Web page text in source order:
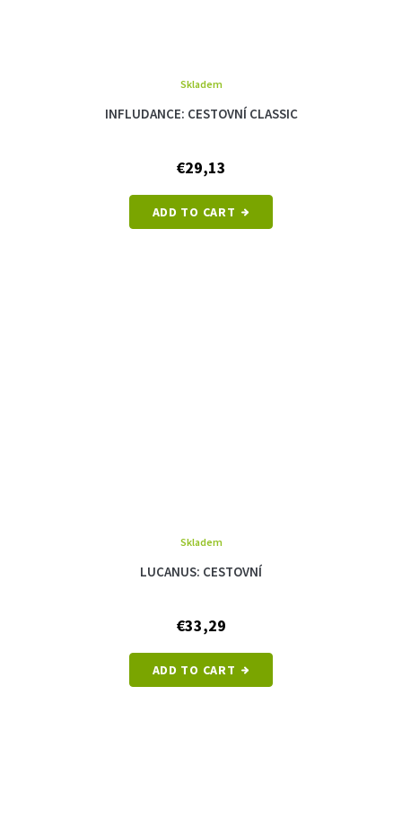
INFLUDANCE: CESTOVNÍ CLASSIC
Skladem
€29,13
ADD TO CART
LUCANUS: CESTOVNÍ
Skladem
€33,29
ADD TO CART